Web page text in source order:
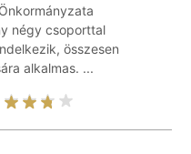
négy csoporttal
összesen
alkalmas. ...